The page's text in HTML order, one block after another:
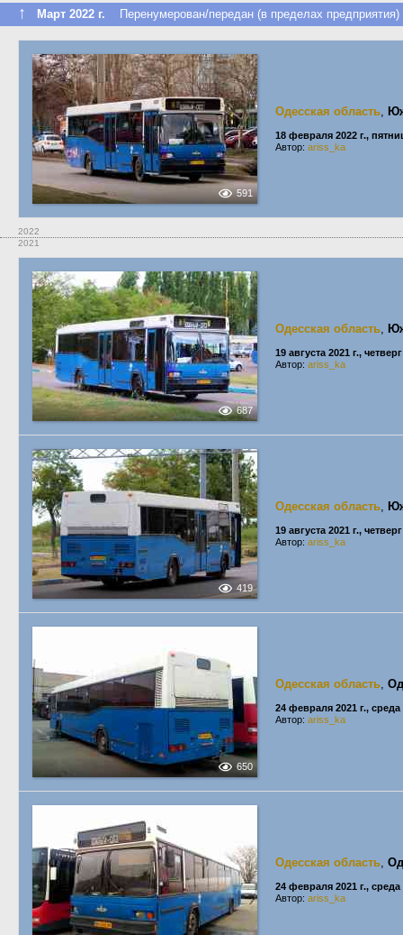
↑ Март 2022 г. Перенумерован/передан (в пределах предприятия)
591
Одесская область,
18 февраля 2022 г.,
Автор: ariss_ka
2022
2021
687
Одесская область,
19 августа 2021 г., четверг
Автор: ariss_ka
419
Одесская область,
19 августа 2021 г., четверг
Автор: ariss_ka
650
Одесская область,
24 февраля 2021 г., среда
Автор: ariss_ka
Одесская область,
24 февраля 2021 г., среда
Автор: ariss_ka